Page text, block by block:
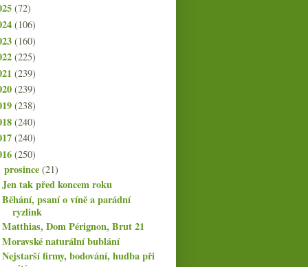
(72)
(106)
(160)
(225)
(239)
(239)
(238)
(240)
(240)
(250)
prosince(21)
Jen tak před koncem roku
Běhání, psaní o víně a parádní
ryzlink
Matthias, Dom Pérignon, Brut 21
Moravské naturální bublání
Nejstarší firmy, bodování, hudba při